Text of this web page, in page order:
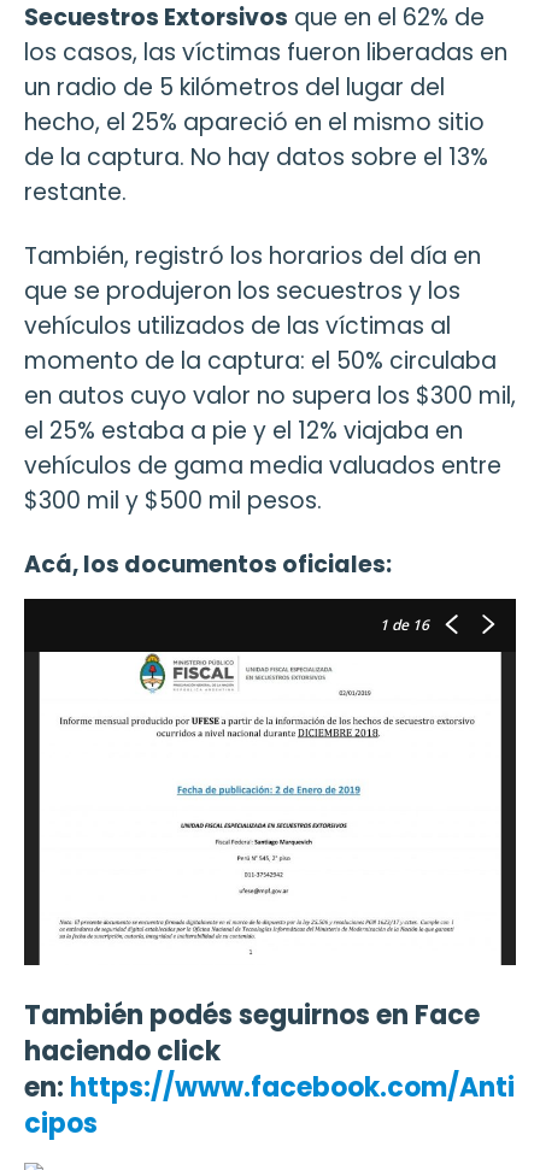
Secuestros Extorsivos que en el 62% de
los casos, las víctimas fueron liberadas en
un radio de 5 kilómetros del lugar del
hecho, el 25% apareció en el mismo sitio
de la captura. No hay datos sobre el 13%
restante.
También, registró los horarios del día en
que se produjeron los secuestros y los
vehículos utilizados de las víctimas al
momento de la captura: el 50% circulaba
en autos cuyo valor no supera los $300 mil,
el 25% estaba a pie y el 12% viajaba en
vehículos de gama media valuados entre
$300 mil y $500 mil pesos.
Acá, los documentos oficiales:
1 de 16
También podés seguirnos en Face
haciendo click
en: https://www.facebook.com/Anti
cipos